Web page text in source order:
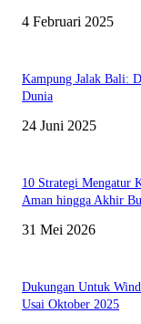
4 Februari 2025
Kampung Jalak Bali:
Dunia
24 Juni 2025
10 Strategi Mengatur
Aman hingga Akhir
31 Mei 2026
Dukungan Untuk
Usai Oktober 2025